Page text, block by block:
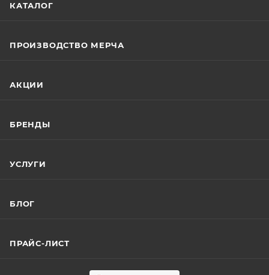
КАТАЛОГ
ПРОИЗВОДСТВО МЕРЧА
АКЦИИ
БРЕНДЫ
УСЛУГИ
БЛОГ
ПРАЙС-ЛИСТ